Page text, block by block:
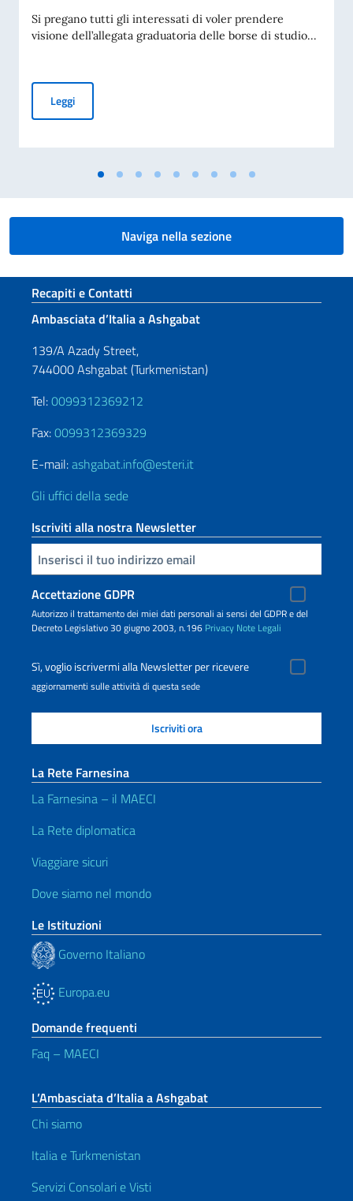
Si pregano tutti gli interessati di voler prendere
visione dell’allegata graduatoria delle borse di studio...
LeggiBANDO PER L’ASSEGNAZIONE DI BORSE DI STUDIO
Naviga nella sezione
Sezione footer
Recapiti e Contatti
Ambasciata d’Italia a Ashgabat
139/A Azady Street,
744000 Ashgabat (Turkmenistan)
Tel:0099312369212
Fax:0099312369329
E-mail:ashgabat.info@esteri.it
Gli uffici della sede
Iscriviti alla nostra Newsletter
Inserisci la tua email
Accettazione GDPR
Autorizzo il trattamento dei miei dati personali ai sensi del GDPR e del
Decreto Legislativo 30 giugno 2003, n.196 Privacy Note Legali
Sì, voglio iscrivermi alla Newsletter per ricevere
aggiornamenti sulle attività di questa sede
La Rete Farnesina
La Farnesina – il MAECI
La Rete diplomatica
Viaggiare sicuri
Dove siamo nel mondo
Le Istituzioni
Governo Italiano
Europa.eu
Domande frequenti
Faq – MAECI
L’Ambasciata d’Italia a Ashgabat
Chi siamo
Italia e Turkmenistan
Servizi Consolari e Visti